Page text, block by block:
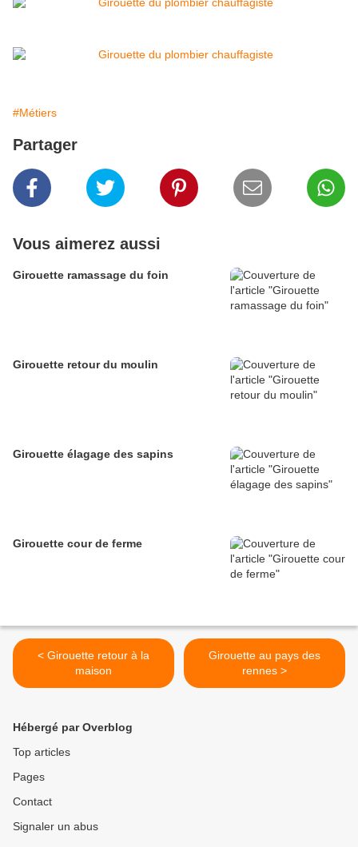
#Métiers
Partager
Vous aimerez aussi
Girouette ramassage du foin
Girouette retour du moulin
Girouette élagage des sapins
Girouette cour de ferme
< Girouette retour à la
maison
Girouette au pays des
rennes >
Hébergé par Overblog
Top articles
Pages
Contact
Signaler un abus